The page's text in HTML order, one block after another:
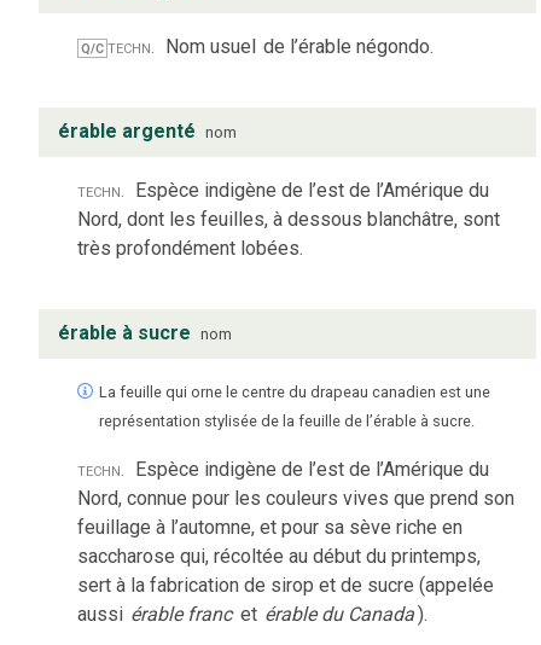
Q/C techn. Nom usuel de l’érable négondo.
érable argenté nom
techn. Espèce indigène de l’est de l’Amérique du
Nord, dont les feuilles, à dessous blanchâtre, sont
très profondément lobées.
érable à sucre nom
La feuille qui orne le centre du drapeau canadien est une
représentation stylisée de la feuille de l’érable à sucre.
techn. Espèce indigène de l’est de l’Amérique du
Nord, connue pour les couleurs vives que prend son
feuillage à l’automne, et pour sa sève riche en
saccharose qui, récoltée au début du printemps,
sert à la fabrication de sirop et de sucre (appelée
aussi érable franc et érable du Canada).